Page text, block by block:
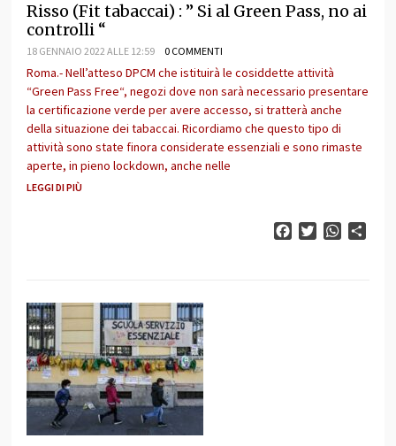
Risso (Fit tabaccai) : ” Si al Green Pass, no ai
controlli “
18 GENNAIO 2022 ALLE 12:59 0 COMMENTI
Roma.- Nell’atteso DPCM che istituirà le cosiddette attività
“Green Pass Free“, negozi dove non sarà necessario presentare
la certificazione verde per avere accesso, si tratterà anche
della situazione dei tabaccai. Ricordiamo che questo tipo di
attività sono state finora considerate essenziali e sono rimaste
aperte, in pieno lockdown, anche nelle
LEGGI DI PIÙ
FacebookTwitter